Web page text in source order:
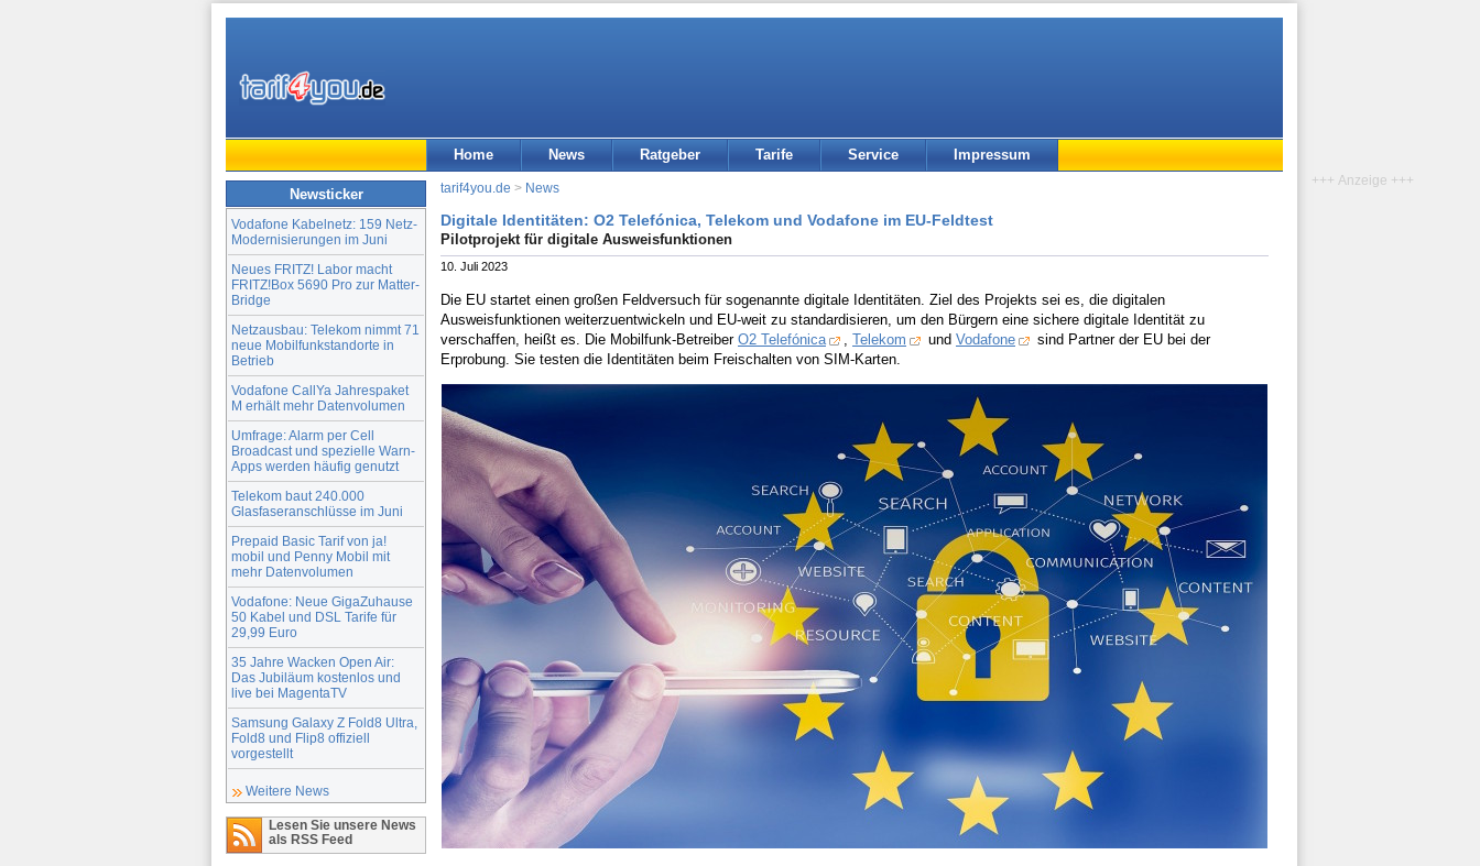
Home News Ratgeber Tarife Service Impressum
Newsticker
Vodafone Kabelnetz: 159 Netz-
Modernisierungen im Juni
Neues FRITZ! Labor macht
FRITZ!Box 5690 Pro zur Matter-
Bridge
Netzausbau: Telekom nimmt 71
neue Mobilfunkstandorte in
Betrieb
Vodafone CallYa Jahrespaket
M erhält mehr Datenvolumen
Umfrage: Alarm per Cell
Broadcast und spezielle Warn-
Apps werden häufig genutzt
Telekom baut 240.000
Glasfaseranschlüsse im Juni
Prepaid Basic Tarif von ja!
mobil und Penny Mobil mit
mehr Datenvolumen
Vodafone: Neue GigaZuhause
50 Kabel und DSL Tarife für
29,99 Euro
35 Jahre Wacken Open Air:
Das Jubiläum kostenlos und
live bei MagentaTV
Samsung Galaxy Z Fold8 Ultra,
Fold8 und Flip8 offiziell
vorgestellt
Weitere News
Lesen Sie unsere News
als RSS Feed
tarif4you.de > News
Digitale Identitäten: O2 Telefónica, Telekom und Vodafone im EU-Feldtest
Pilotprojekt für digitale Ausweisfunktionen
10. Juli 2023
Die EU startet einen großen Feldversuch für sogenannte digitale Identitäten. Ziel des Projekts sei es, die digitalen
Ausweisfunktionen weiterzuentwickeln und EU-weit zu standardisieren, um den Bürgern eine sichere digitale Identität zu
verschaffen, heißt es. Die Mobilfunk-Betreiber O2 Telefónica , Telekom und Vodafone
sind Partner der EU bei der
Erprobung. Sie testen die Identitäten beim Freischalten von SIM-Karten.
+++ Anzeige +++